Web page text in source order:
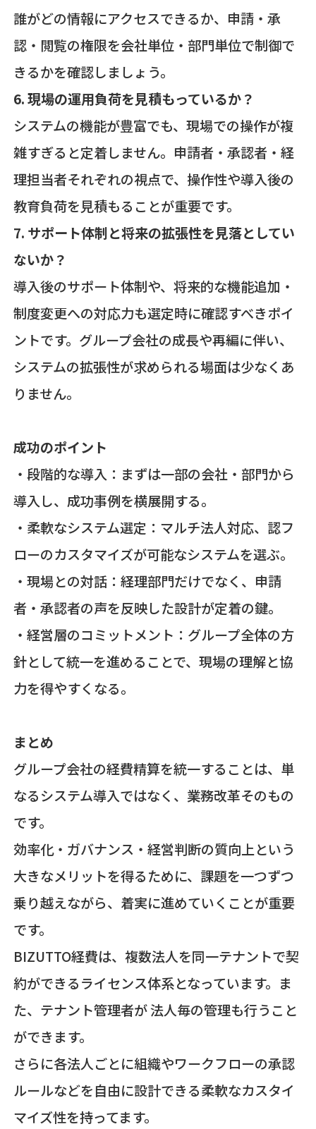
誰がどの情報にアクセスできるか、申請・承
認・閲覧の権限を会社単位・部門単位で制御で
きるかを確認しましょう。
6. 現場の運用負荷を見積もっているか？
システムの機能が豊富でも、現場での操作が複
雑すぎると定着しません。申請者・承認者・経
理担当者それぞれの視点で、操作性や導入後の
教育負荷を見積もることが重要です。
7. サポート体制と将来の拡張性を見落としてい
ないか？
導入後のサポート体制や、将来的な機能追加・
制度変更への対応力も選定時に確認すべきポイ
ントです。グループ会社の成長や再編に伴い、
システムの拡張性が求められる場面は少なくあ
りません。
成功のポイント
・段階的な導入：まずは一部の会社・部門から
導入し、成功事例を横展開する。
・柔軟なシステム選定：マルチ法人対応、認フ
ローのカスタマイズが可能なシステムを選ぶ。
・現場との対話：経理部門だけでなく、申請
者・承認者の声を反映した設計が定着の鍵。
・経営層のコミットメント：グループ全体の方
針として統一を進めることで、現場の理解と協
力を得やすくなる。
まとめ
グループ会社の経費精算を統一することは、単
なるシステム導入ではなく、業務改革そのもの
です。
効率化・ガバナンス・経営判断の質向上という
大きなメリットを得るために、課題を一つずつ
乗り越えながら、着実に進めていくことが重要
です。
BIZUTTO経費は、複数法人を同一テナントで契
約ができるライセンス体系となっています。ま
た、テナント管理者が 法人毎の管理も行うこと
ができます。
さらに各法人ごとに組織やワークフローの承認
ルールなどを自由に設計できる柔軟なカスタイ
マイズ性を持ってます。